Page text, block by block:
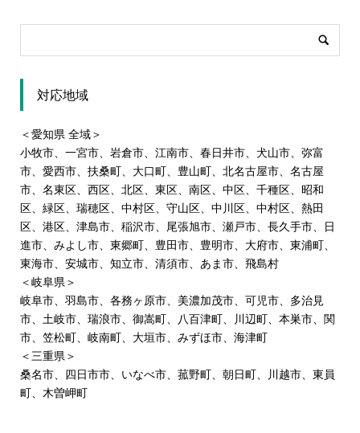
対応地域
＜愛知県 全域＞
小牧市、 一宮市、 岩倉市、 江南市、春日井市、 犬山市、弥富
市、愛西市、 扶桑町、 大口町、豊山町、北名古屋市、 名古屋
市、名東区、西区、 北区、東区、南区、中区、千種区、昭和
区、緑区、瑞穂区、中村区、守山区、中川区、中村区、熱田
区、港区、津島市、稲沢市、尾張旭市、瀬戸市、長久手市、日
進市、みよし市、東郷町、豊田市、豊明市、大府市、東浦町、
東海市、安城市、知立市、清須市、 あま市、飛島村
＜岐阜県＞
岐阜市、 羽島市、 各務ヶ原市、 美濃加茂市、 可児市、多治見
市、土岐市、瑞浪市、御嵩町、八百津町、
川辺町、本巣市、関
市、笠松町、岐南町、大垣市、みずほ市、海津町
＜三重県＞
桑名市、四日市市、いなべ市、菰野町、朝日町、川越市、東員
町、木曽岬町